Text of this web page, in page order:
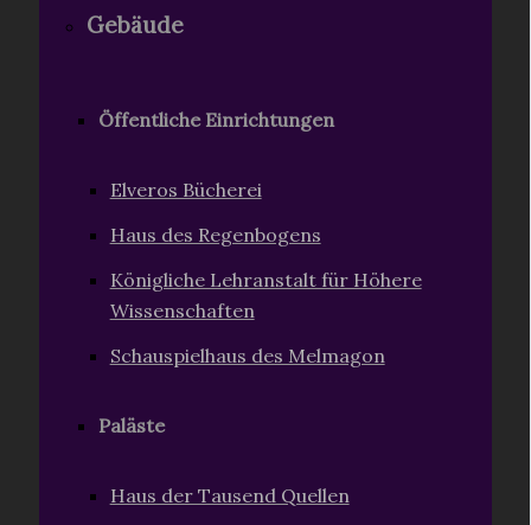
Gebäude
Öffentliche Einrichtungen
Elveros Bücherei
Haus des Regenbogens
Königliche Lehranstalt für Höhere
Wissenschaften
Schauspielhaus des Melmagon
Paläste
Haus der Tausend Quellen